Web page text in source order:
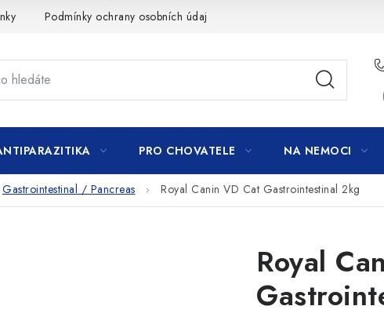
Podmínky ochrany osobních údajů
PRO CHOVATELE NA NEMOCI
Gastrointestinal / Pancreas Royal Canin VD Cat Gastrointestinal 2kg
Royal